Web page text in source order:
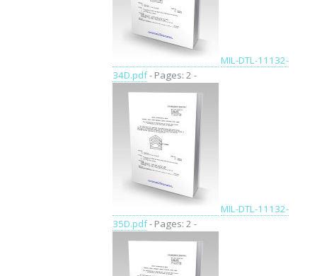
MIL-DTL-11132-
34D.pdf- Pages: 2 -
MIL-DTL-11132-
35D.pdf- Pages: 2 -